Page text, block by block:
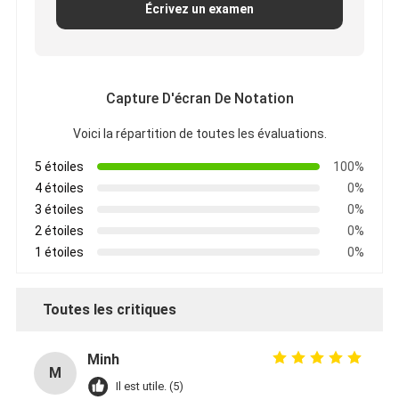
Ruban adhésif de tissu en verre
Ruban adhésif de papier d'aluminium
L'aluminium a fait face au papier d'emballage
Tissu de fibre de verre de papier d'aluminium
Ruban adhésif de tissu
Ruban adhésif d'ANIMAL FAMILIER
Écrivez un examen
Capture D'écran De Notation
Voici la répartition de toutes les évaluations.
5 étoiles
100%
4 étoiles
0%
3 étoiles
0%
2 étoiles
0%
1 étoiles
0%
Toutes les critiques
M
Minh
Il est utile. (5)